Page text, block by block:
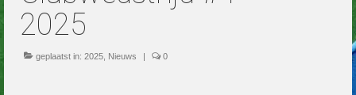
Wedstrijden
Media
2025
geplaatst in: 2025 Nieuws | 0